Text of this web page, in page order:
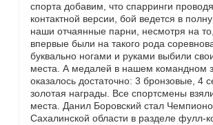
спорта добавим, что спарринги
контактной версии, бой ведется в
наши отчаянные парни, несмотря на
впервые были на такого рода
буквально ногами и руками выбили
места. А медалей в нашем командном
оказалось достаточно: 3 бронзовые, 4
золотая награды. Все спортсмены
места. Данил Боровский стал
Сахалинской области в разделе фулл-